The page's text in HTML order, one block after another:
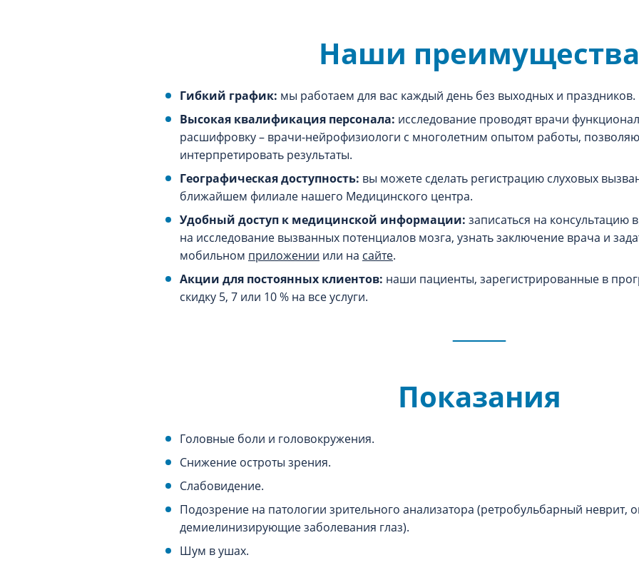
Наши преимущества
Гибкий график: мы работаем для вас каждый день без выходных и праздников.
Высокая квалификация персонала: исследование проводят врачи
расшифровку – врачи-нейрофизиологи с многолетним опытом работы,
интерпретировать результаты.
Географическая доступность: вы можете сделать регистрацию слуховых
ближайшем филиале нашего Медицинского центра.
Удобный доступ к медицинской информации: записаться на консультацию
на исследование вызванных потенциалов мозга, узнать заключение врача и
мобильном приложении или на сайте.
Акции для постоянных клиентов: наши пациенты, зарегистрированные в
скидку 5, 7 или 10 % на все услуги.
Показания
Головные боли и головокружения.
Снижение остроты зрения.
Слабовидение.
Подозрение на патологии зрительного анализатора (ретробульбарный неврит,
демиелинизирующие заболевания глаз).
Шум в ушах.